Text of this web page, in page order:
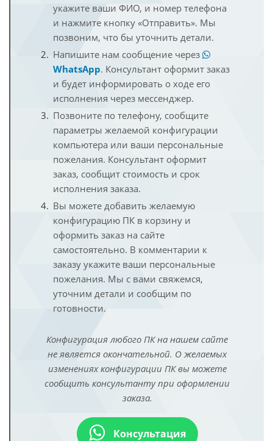
укажите ваши ФИО, и номер телефона
и нажмите кнопку «Отправить». Мы
позвоним, что бы уточнить детали.
Напишите нам сообщение через
WhatsApp. Консультант оформит заказ
и будет информировать о ходе его
исполнения через мессенджер.
Позвоните по телефону, сообщите
параметры желаемой конфигурации
компьютера или ваши персональные
пожелания. Консультант оформит
заказ, сообщит стоимость и срок
исполнения заказа.
Вы можете добавить желаемую
конфигурацию ПК в корзину и
оформить заказ на сайте
самостоятельно. В комментарии к
заказу укажите ваши персональные
пожелания. Мы с вами свяжемся,
уточним детали и сообщим по
готовности.
Конфигурация любого ПК на нашем сайте
не является окончательной. О желаемых
изменениях конфигурации ПК вы можете
сообщить консультанту при оформлении
заказа.
Консультация